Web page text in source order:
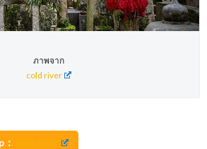
ภาพจาก
cold river